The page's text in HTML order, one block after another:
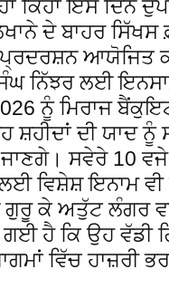
ਕਿਹਾ ਇਸੇ ਦਿਨ
ਦੇ ਬਾਹਰ ਸਿੱਖਸ
ਆਯੋਜਿਤ
ਨਿੱਝਰ ਲਈ
ਨੂੰ ਮਿਰਾਜ
ਸ਼ਹੀਦਾਂ ਦੀ ਯਾਦ
ਸਵੇਰੇ 10
ਵਿਸ਼ੇਸ਼ ਇਨਾਮ
ਗੁਰੂ ਕੇ ਅਤੁੱਟ ਲੰਗਰ
ਹੈ ਕਿ ਉਹ ਵੱਡੀ
ਵਿੱਚ ਹਾਜ਼ਰੀ